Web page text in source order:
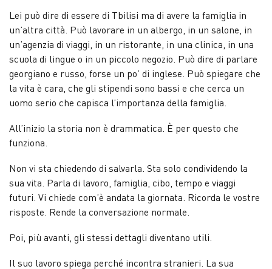
Lei può dire di essere di Tbilisi ma di avere la famiglia in
un’altra città. Può lavorare in un albergo, in un salone, in
un’agenzia di viaggi, in un ristorante, in una clinica, in una
scuola di lingue o in un piccolo negozio. Può dire di parlare
georgiano e russo, forse un po’ di inglese. Può spiegare che
la vita è cara, che gli stipendi sono bassi e che cerca un
uomo serio che capisca l’importanza della famiglia.
All’inizio la storia non è drammatica. È per questo che
funziona.
Non vi sta chiedendo di salvarla. Sta solo condividendo la
sua vita. Parla di lavoro, famiglia, cibo, tempo e viaggi
futuri. Vi chiede com’è andata la giornata. Ricorda le vostre
risposte. Rende la conversazione normale.
Poi, più avanti, gli stessi dettagli diventano utili.
Il suo lavoro spiega perché incontra stranieri. La sua